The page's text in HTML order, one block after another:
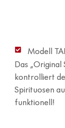
Modell
Das „Original
kontrolliert
Spirituosen
funktionell!